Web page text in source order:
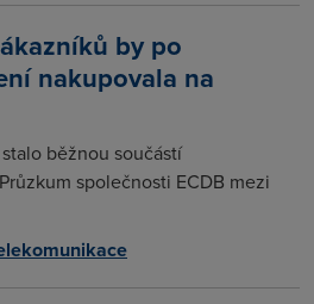
by po
nakupovala na
běžnou součástí
společnosti ECDB mezi